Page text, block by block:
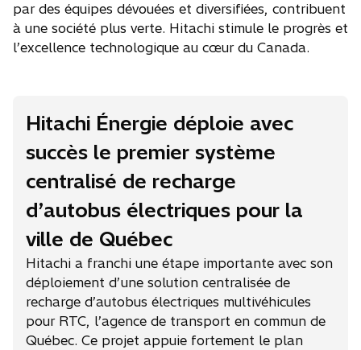
par des équipes dévouées et diversifiées, contribuent
à une société plus verte. Hitachi stimule le progrès et
l’excellence technologique au cœur du Canada.
Hitachi Énergie déploie avec
succès le premier système
centralisé de recharge
d’autobus électriques pour la
ville de Québec
Hitachi a franchi une étape importante avec son
déploiement d’une solution centralisée de
recharge d’autobus électriques multivéhicules
pour RTC, l’agence de transport en commun de
Québec. Ce projet appuie fortement le plan